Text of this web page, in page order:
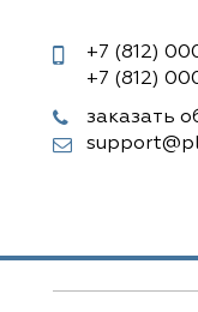
+7 (812)
+7 (812)
заказать